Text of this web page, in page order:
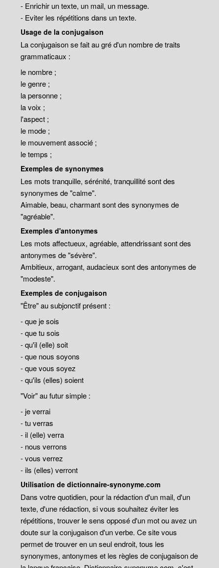
- Enrichir un texte, un mail, un message.
- Eviter les répétitions dans un texte.
Usage de la conjugaison
La conjugaison se fait au gré d'un nombre de traits
grammaticaux :
le nombre ;
le genre ;
la personne ;
la voix ;
l'aspect ;
le mode ;
le mouvement associé ;
le temps ;
Exemples de synonymes
Les mots tranquille, sérénité, tranquillité sont des
synonymes de "calme".
Aimable, beau, charmant sont des synonymes de
"agréable".
Exemples d'antonymes
Les mots affectueux, agréable, attendrissant sont des
antonymes de "sévère".
Ambitieux, arrogant, audacieux sont des antonymes de
"modeste".
Exemples de conjugaison
"Être" au subjonctif présent :
- que je sois
- que tu sois
- qu'il (elle) soit
- que nous soyons
- que vous soyez
- qu'ils (elles) soient
"Voir" au futur simple :
- je verrai
- tu verras
- il (elle) verra
- nous verrons
- vous verrez
- ils (elles) verront
Utilisation de dictionnaire-synonyme.com
Dans votre quotidien, pour la rédaction d'un mail, d'un
texte, d'une rédaction, si vous souhaitez éviter les
répétitions, trouver le sens opposé d'un mot ou avez un
doute sur la conjugaison d'un verbe. Ce site vous
permet de trouver en un seul endroit, tous les
synonymes, antonymes et les règles de conjugaison de